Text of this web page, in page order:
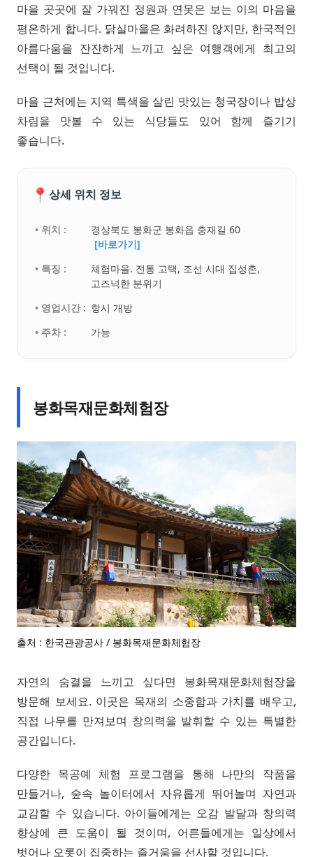
마을 곳곳에 잘 가꿔진 정원과 연못은 보는 이의 마음을
평온하게 합니다. 닭실마을은 화려하진 않지만, 한국적인
아름다움을 잔잔하게 느끼고 싶은 여행객에게 최고의
선택이 될 것입니다.
마을 근처에는 지역 특색을 살린 맛있는 청국장이나 밥상
차림을 맛볼 수 있는 식당들도 있어 함께 즐기기
좋습니다.
📍 상세 위치 정보
• 위치 :
경상북도 봉화군 봉화읍 충재길 60
[바로가기]
• 특징 :
체험마을. 전통 고택, 조선 시대 집성촌,
고즈넉한 분위기
• 영업시간 : 항시 개방
• 주차 :
가능
봉화목재문화체험장
출처 : 한국관광공사 / 봉화목재문화체험장
자연의 숨결을 느끼고 싶다면 봉화목재문화체험장을
방문해 보세요. 이곳은 목재의 소중함과 가치를 배우고,
직접 나무를 만져보며 창의력을 발휘할 수 있는 특별한
공간입니다.
다양한 목공예 체험 프로그램을 통해 나만의 작품을
만들거나, 숲속 놀이터에서 자유롭게 뛰어놀며 자연과
교감할 수 있습니다. 아이들에게는 오감 발달과 창의력
향상에 큰 도움이 될 것이며, 어른들에게는 일상에서
벗어나 오롯이 집중하는 즐거움을 선사할 것입니다.